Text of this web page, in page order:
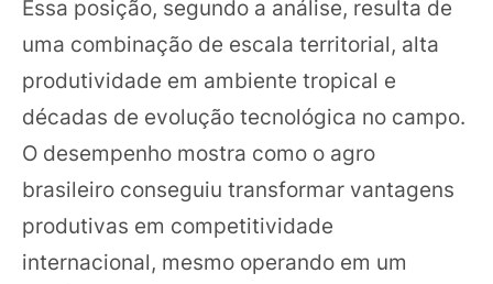
Essa posição, segundo a análise, resulta de
uma combinação de escala territorial, alta
produtividade em ambiente tropical e
décadas de evolução tecnológica no campo.
O desempenho mostra como o agro
brasileiro conseguiu transformar vantagens
produtivas em competitividade
internacional, mesmo operando em um